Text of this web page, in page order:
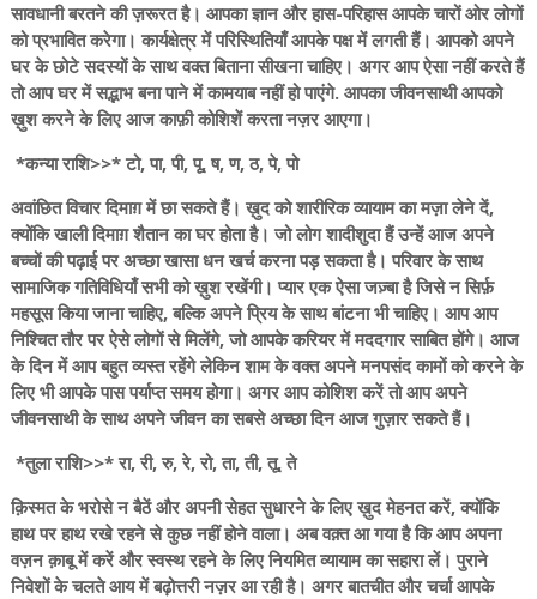
सावधानी बरतने की ज़रूरत है। आपका ज्ञान और हास-परिहास आपके चारों ओर लोगों
को प्रभावित करेगा। कार्यक्षेत्र में परिस्थितियाँ आपके पक्ष में लगती हैं। आपको अपने
घर के छोटे सदस्यों के साथ वक्त बिताना सीखना चाहिए। अगर आप ऐसा नहीं करते हैं
तो आप घर में सद्भाभ बना पाने में कामयाब नहीं हो पाएंगे. आपका जीवनसाथी आपको
ख़ुश करने के लिए आज काफ़ी कोशिशें करता नज़र आएगा।
*कन्या राशि>>* टो, पा, पी, पू, ष, ण, ठ, पे, पो
अवांछित विचार दिमाग़ में छा सकते हैं। ख़ुद को शारीरिक व्यायाम का मज़ा लेने दें,
क्योंकि खाली दिमाग़ शैतान का घर होता है। जो लोग शादीशुदा हैं उन्हें आज अपने
बच्चों की पढ़ाई पर अच्छा खासा धन खर्च करना पड़ सकता है। परिवार के साथ
सामाजिक गतिविधियाँ सभी को ख़ुश रखेंगी। प्यार एक ऐसा जज़्बा है जिसे न सिर्फ़
महसूस किया जाना चाहिए, बल्कि अपने प्रिय के साथ बांटना भी चाहिए। आप आप
निश्चित तौर पर ऐसे लोगों से मिलेंगे, जो आपके करियर में मददगार साबित होंगे। आज
के दिन में आप बहुत व्यस्त रहेंगे लेकिन शाम के वक्त अपने मनपसंद कामों को करने के
लिए भी आपके पास पर्याप्त समय होगा। अगर आप कोशिश करें तो आप अपने
जीवनसाथी के साथ अपने जीवन का सबसे अच्छा दिन आज गुज़ार सकते हैं।
*तुला राशि>>* रा, री, रु, रे, रो, ता, ती, तू, ते
क़िस्मत के भरोसे न बैठें और अपनी सेहत सुधारने के लिए ख़ुद मेहनत करें, क्योंकि
हाथ पर हाथ रखे रहने से कुछ नहीं होने वाला। अब वक़्त आ गया है कि आप अपना
वज़न क़ाबू में करें और स्वस्थ रहने के लिए नियमित व्यायाम का सहारा लें। पुराने
निवेशों के चलते आय में बढ़ोत्तरी नज़र आ रही है। अगर बातचीत और चर्चा आपके